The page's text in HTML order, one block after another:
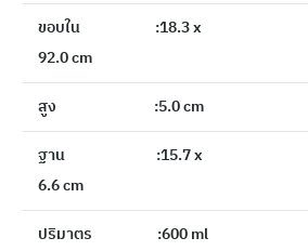
ขอบใน :18.3 x
92.0 cm
สูง :5.0 cm
ฐาน :15.7 x
6.6 cm
ปริมาตร :600 ml